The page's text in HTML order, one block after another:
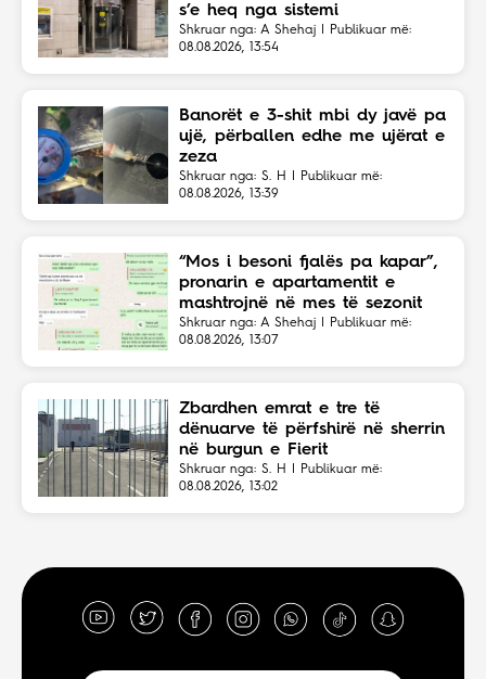
s’e heq nga sistemi
Shkruar nga: A Shehaj | Publikuar më:
08.08.2026, 13:54
Banorët e 3-shit mbi dy javë pa
ujë, përballen edhe me ujërat e
zeza
Shkruar nga: S. H | Publikuar më:
08.08.2026, 13:39
“Mos i besoni fjalës pa kapar”,
pronarin e apartamentit e
mashtrojnë në mes të sezonit
Shkruar nga: A Shehaj | Publikuar më:
08.08.2026, 13:07
Zbardhen emrat e tre të
dënuarve të përfshirë në sherrin
në burgun e Fierit
Shkruar nga: S. H | Publikuar më:
08.08.2026, 13:02